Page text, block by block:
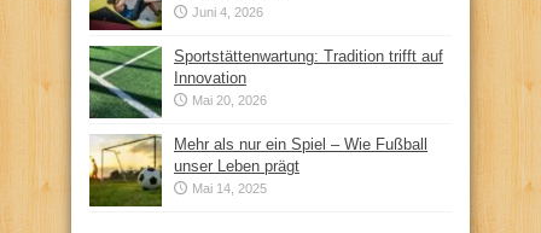
Juni 4, 2026
Sportstättenwartung: Tradition trifft auf
Innovation
Mai 20, 2026
Mehr als nur ein Spiel – Wie Fußball
unser Leben prägt
Mai 14, 2025